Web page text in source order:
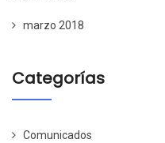
marzo 2018
Categorías
Comunicados